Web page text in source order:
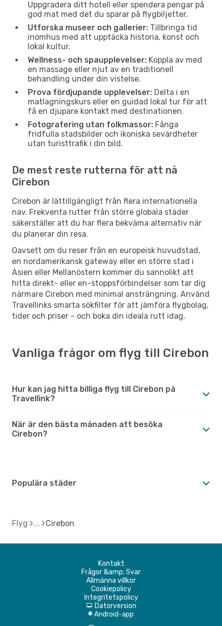
Uppgradera ditt hotell eller spendera pengar på
god mat med det du sparar på flygbiljetter.
Utforska museer och gallerier: Tillbringa tid
inomhus med att upptäcka historia, konst och
lokal kultur.
Wellness- och spaupplevelser: Koppla av med
en massage eller njut av en traditionell
behandling under din vistelse.
Prova fördjupande upplevelser: Delta i en
matlagningskurs eller en guidad lokal tur för att
få en djupare kontakt med destinationen.
Fotografering utan folkmassor: Fånga
fridfulla stadsbilder och ikoniska sevärdheter
utan turisttrafik i din bild.
De mest reste rutterna för att nå
Cirebon
Cirebon är lättillgängligt från flera internationella
nav. Frekventa rutter från större globala städer
säkerställer att du har flera bekväma alternativ när
du planerar din resa.
Oavsett om du reser från en europeisk huvudstad,
en nordamerikansk gateway eller en större stad i
Asien eller Mellanöstern kommer du sannolikt att
hitta direkt- eller en-stoppsförbindelser som tar dig
närmare Cirebon med minimal ansträngning. Använd
Travellinks smarta sökfilter för att jämföra flygbolag,
tider och priser – och boka din ideala rutt idag.
Vanliga frågor om flyg till Cirebon
Hur kan jag hitta billiga flyg till Cirebon på
Travellink?
När är den bästa månaden att besöka
Cirebon?
Populära städer
Flyg Cirebon
Kontakt
Frågor &amp; Svar
Allmänna villkor
Cookiepolicy
Integritetspolicy
d Datorversion
A Android-app